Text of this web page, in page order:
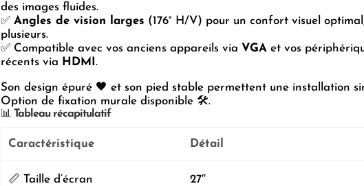
des images fluides.
✅ Angles de vision larges (176° H/V) pour un confort visuel
plusieurs.
✅ Compatible avec vos anciens appareils via VGAet vos
récents via HDMI .
Son design épuré 🖤 et son pied stable permettent une installation
Option de fixation murale disponible 🛠️.
📊 Tableau récapitulatif
Caractéristique Détail
📏 Taille d’écran 27″